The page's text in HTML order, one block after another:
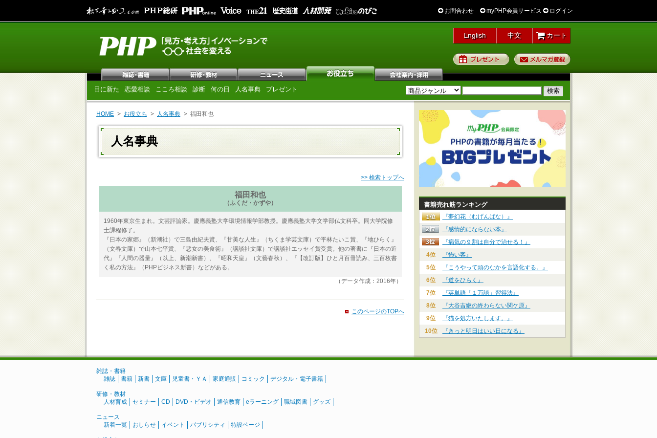
お問合わせ myPHP会員サービス ログイン
English 中文 カート
プレゼント
日に新た 恋愛相談 こころ相談 診断 何の日 人名事典 プレゼント
HOME お役立ち 人名事典 福田和也
人名事典
>> 検索トップへ
福田和也
（ふくだ・かずや）
1960年東京生まれ。文芸評論家。慶應義塾大学環境情報学部教授。慶應義塾大学文学部仏文科卒。同大学院修
士課程修了。
『日本の家郷』（新潮社）で三島由紀夫賞、『甘美な人生』（ちくま学芸文庫）で平林たいこ賞、『地ひらく』
（文春文庫）で山本七平賞、『悪女の美食術』（講談社文庫）で講談社エッセイ賞受賞。他の著書に『日本の近
代』『人間の器量』（以上、新潮新書）、『昭和天皇』（文藝春秋）、『【改訂版】ひと月百冊読み、三百枚書
く私の方法』（PHPビジネス新書）などがある。
（データ作成：2016年）
このページのTOPへ
書籍売れ筋ランキング
『夢幻花（むげんばな）』
『感情的にならない本』
『病気の９割は自分で治せる！』
4位
『怖い客』
5位
『こうやって頭のなかを言語化する。』
6位
『道をひらく』
7位
『英単語「１万語」習得法』
8位
『大谷吉継の終わらない関ケ原』
9位
『猫を処方いたします。』
10位
『きっと明日はいい日になる』
雑誌・書籍
雑誌
書籍 新書 文庫 児童書・ＹＡ 家庭通販 コミック デジタル・電子書籍
研修・教材
人材育成
セミナー CD DVD・ビデオ 通信教育 eラーニング 職域図書 グッズ
ニュース
新着一覧
おしらせ イベント パブリシティ 特設ページ